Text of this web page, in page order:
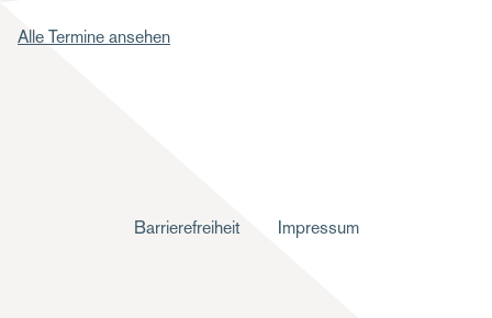
Alle Termine ansehen
Barrierefreiheit Impressum